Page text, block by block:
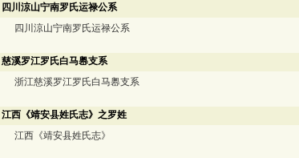
四川涼山宁南罗氏运禄公系
四川涼山宁南罗氏运禄公系
慈溪罗江罗氏白马嶴支系
浙江慈溪罗江罗氏白马嶴支系
江西《靖安县姓氏志》之罗姓
江西《靖安县姓氏志》